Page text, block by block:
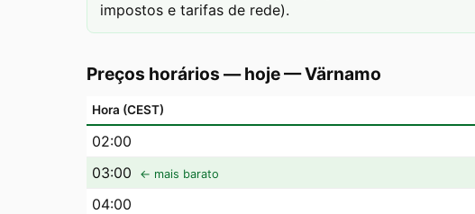
impostos e tarifas de rede).
Preços horários — hoje—Värnamo
Hora (CEST)
02:00
03:00 ← mais barato
04:00